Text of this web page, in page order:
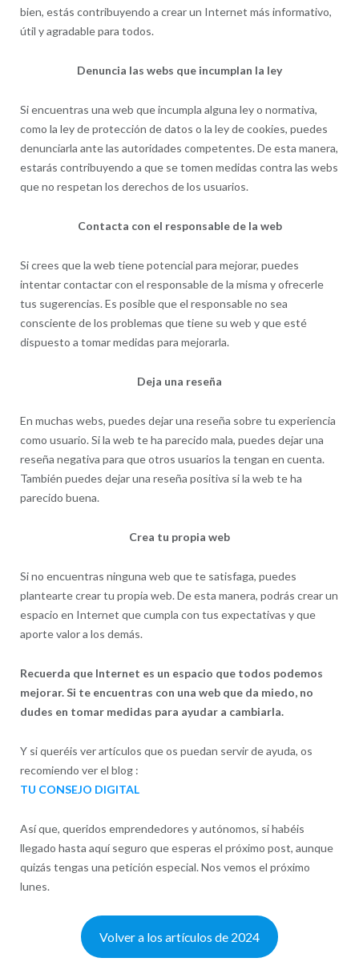
bien, estás contribuyendo a crear un Internet más informativo,
útil y agradable para todos.
Denuncia las webs que incumplan la ley
Si encuentras una web que incumpla alguna ley o normativa,
como la ley de protección de datos o la ley de cookies, puedes
denunciarla ante las autoridades competentes. De esta manera,
estarás contribuyendo a que se tomen medidas contra las webs
que no respetan los derechos de los usuarios.
Contacta con el responsable de la web
Si crees que la web tiene potencial para mejorar, puedes
intentar contactar con el responsable de la misma y ofrecerle
tus sugerencias. Es posible que el responsable no sea
consciente de los problemas que tiene su web y que esté
dispuesto a tomar medidas para mejorarla.
Deja una reseña
En muchas webs, puedes dejar una reseña sobre tu experiencia
como usuario. Si la web te ha parecido mala, puedes dejar una
reseña negativa para que otros usuarios la tengan en cuenta.
También puedes dejar una reseña positiva si la web te ha
parecido buena.
Crea tu propia web
Si no encuentras ninguna web que te satisfaga, puedes
plantearte crear tu propia web. De esta manera, podrás crear un
espacio en Internet que cumpla con tus expectativas y que
aporte valor a los demás.
Recuerda que Internet es un espacio que todos podemos
mejorar. Si te encuentras con una web que da miedo, no
dudes en tomar medidas para ayudar a cambiarla.
Y si queréis ver artículos que os puedan servir de ayuda, os
recomiendo ver el blog :
TU CONSEJO DIGITAL
Así que, queridos emprendedores y autónomos, si habéis
llegado hasta aquí seguro que esperas el próximo post, aunque
quizás tengas una petición especial. Nos vemos el próximo
lunes.
Volver a los artículos de 2024